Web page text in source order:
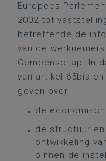
Europees
2002 tot
betreffende de
van de
Gemeenschap. In
van artikel 65bis
geven over:
de
de structuur
ontwikkeling
binnen de